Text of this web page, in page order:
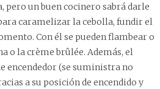
pero un buen cocinero sabrá darle
caramelizar la cebolla, fundir el
Con él se pueden flambear o
o la crème brûlée. Además, el
encendedor (se suministra no
a su posición de encendido y